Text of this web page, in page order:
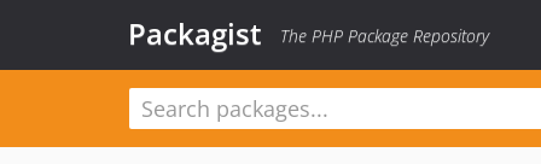
Packagist The PHP Package Repository